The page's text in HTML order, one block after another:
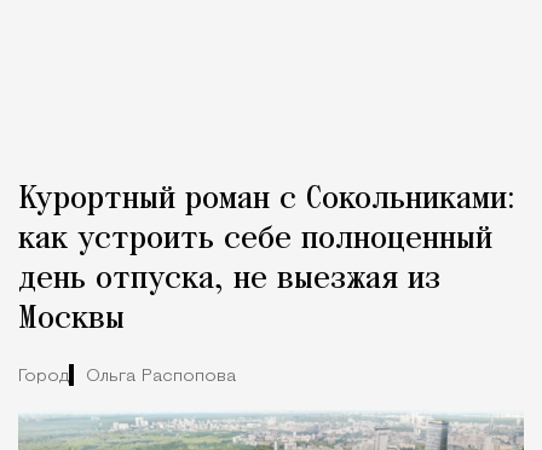
Курортный роман с Сокольниками:
как устроить себе полноценный
день отпуска, не выезжая из
Москвы
Город Ольга Распопова